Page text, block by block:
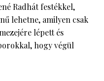
Radhát festékkel,
lehetne, amilyen csak
lépett és
hogy végül